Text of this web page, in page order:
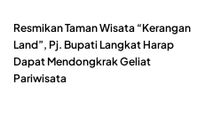
Resmikan Taman Wisata “Kerangan
Land”, Pj. Bupati Langkat Harap
Dapat Mendongkrak Geliat
Pariwisata